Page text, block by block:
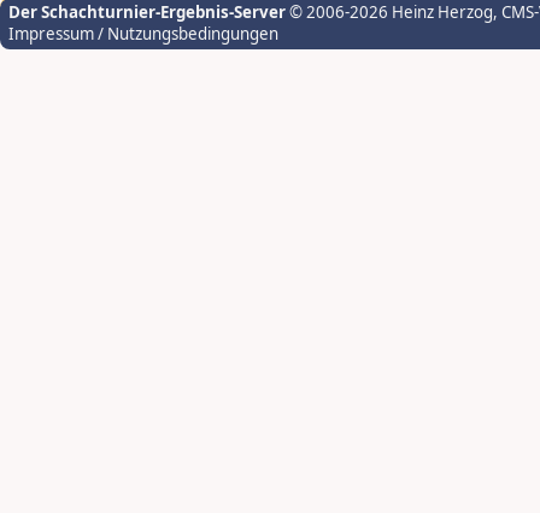
Der Schachturnier-Ergebnis-Server© 2006-2026 Heinz Herzog,
Impressum / Nutzungsbedingungen